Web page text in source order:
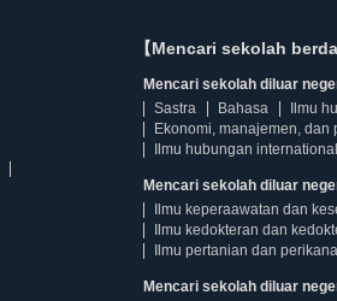
【Mencari sekolah
Mencari sekolah diluar
Sastra
Bahasa
Ilmu
Ekonomi, manajemen, dan
Ilmu hubungan international
Mencari sekolah diluar
Ilmu keperaawatan dan
Ilmu kedokteran dan
Ilmu pertanian dan
Mencari sekolah diluar